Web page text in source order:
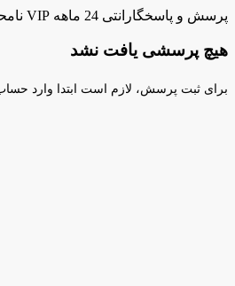
پرسش و پاسخگارانتی 24 ماهه VIP نامحدود
هیچ پرسشی یافت نشد
برای ثبت پرسش، لازم است ابتدا وارد